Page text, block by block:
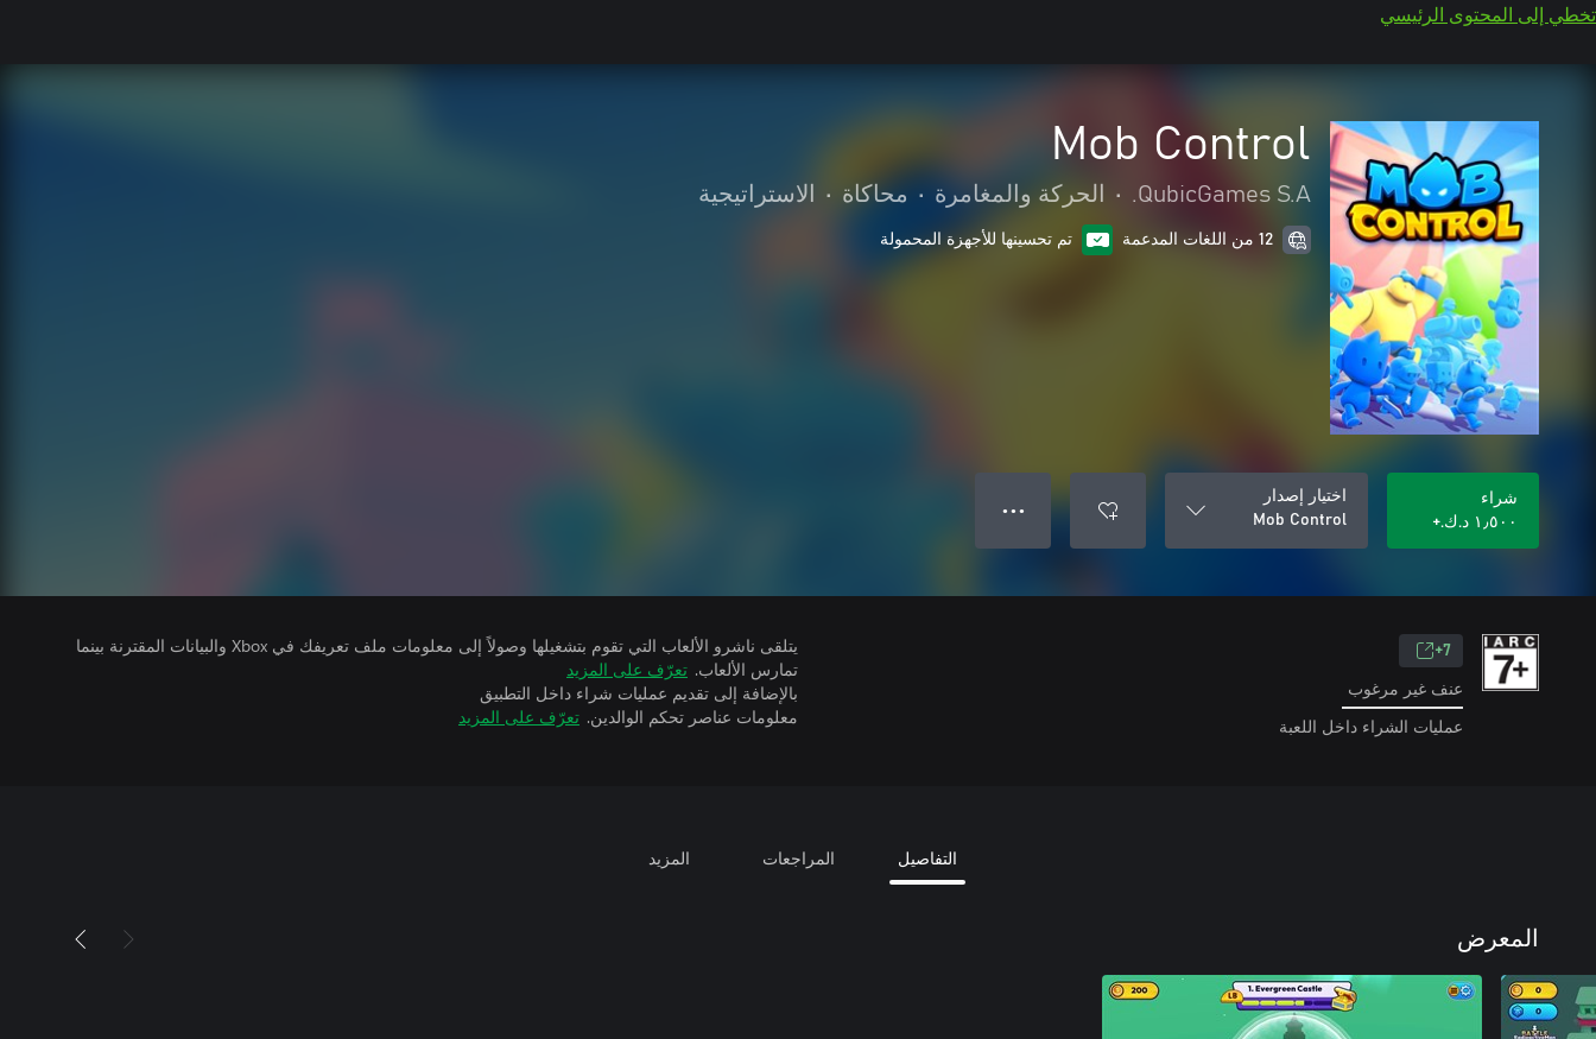
تخطي إلى المحتوى الرئيسي
Mob Control
QubicGames S.A.
• الحركة والمغامرة • محاكاة • الاستراتيجية
12 من اللغات المدعمة تم تحسينها للأجهزة المحمولة
شراء
١٫٥٠٠ د.ك.‏+
اختيار إصدار
Mob Control
● ● ●
7+
عنف غير مرغوب
عمليات الشراء داخل اللعبة
يتلقى ناشرو الألعاب التي تقوم بتشغيلها وصولاً إلى معلومات ملف تعريفك في Xbox والبيانات المقترنة بينما
تمارس الألعاب. تعرّف على المزيد
بالإضافة إلى تقديم عمليات شراء داخل التطبيق
معلومات عناصر تحكم الوالدين. تعرّف على المزيد
التفاصيل المراجعات المزيد
المعرض